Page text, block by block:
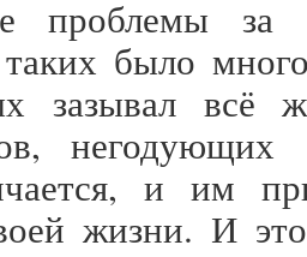
проблемы за
было
зазывал всё
и им
жизни. И